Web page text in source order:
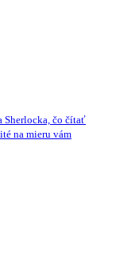
Sherlocka, čo čítať
na mieru vám